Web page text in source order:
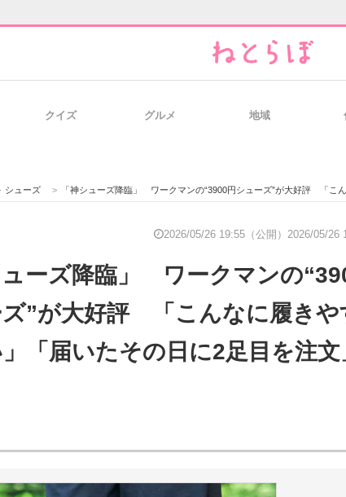
企業向けIT製品の総合サイト
クイズ グルメ 地域
シューズ > 「神シューズ降臨」 ワークマンの“3900円シューズ”が大好評 「こんなに履きやすい靴はない」「届いた
2026/05/26 19:55（公開） 2026/05/26
ューズ降臨」 ワークマンの
”が大好評 「こんなに履きや
「届いたその日に2足目を注文